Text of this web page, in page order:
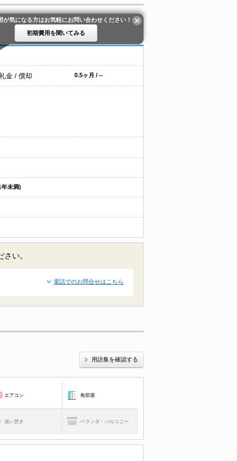
が気になる方はお気軽にお問い合わせください！
初期費用を聞いてみる
金 / 償却 0.5ヶ月 / --
未満)
い。
電話でのお問合せはこちら
用語集を確認する
エアコン 角部屋
追い焚き ベランダ・バルコニー